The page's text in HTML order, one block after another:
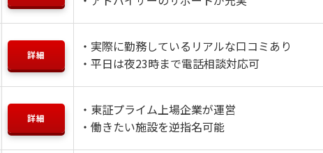
詳細
・実際に勤務しているリアルな口コミあり
・平日は夜23時まで電話相談対応可
詳細
・東証プライム上場企業が運営
・働きたい施設を逆指名可能